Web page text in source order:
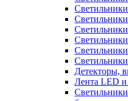
Детекторы,
Лента LED и